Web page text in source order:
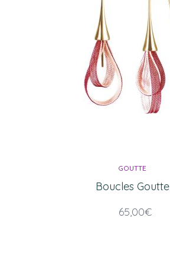
GOUTTE
Boucles Goutte
65,00€